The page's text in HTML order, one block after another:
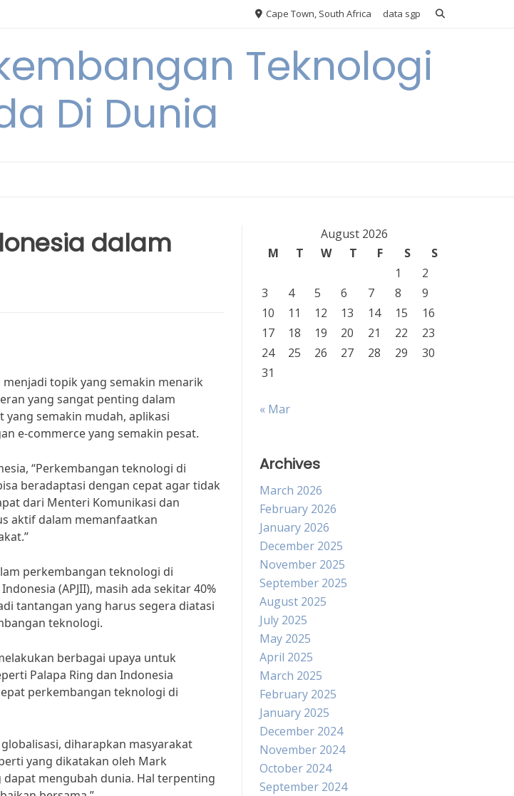
Cape Town, South Africa data sgp
Teknologi
Di Dunia
dalam
topik yang semakin menarik
yang sangat penting dalam
semakin mudah, aplikasi
e-commerce yang semakin pesat.
“Perkembangan teknologi di
beradaptasi dengan cepat agar tidak
dari Menteri Komunikasi dan
aktif dalam memanfaatkan
perkembangan teknologi di
(APJII), masih ada sekitar 40%
tantangan yang harus segera diatasi
teknologi.
berbagai upaya untuk
Palapa Ring dan Indonesia
perkembangan teknologi di
diharapkan masyarakat
yang dikatakan oleh Mark
dapat mengubah dunia. Hal terpenting
August 2026
M
T W T F S
S
1
2
3
4 5 6 7 8
9
10
11 12 13 14 15
16
17
18 19 20 21 22
23
24
25 26 27 28 29
30
31
« Mar
Archives
March 2026
February 2026
January 2026
December 2025
November 2025
September 2025
August 2025
July 2025
May 2025
April 2025
March 2025
February 2025
January 2025
December 2024
November 2024
October 2024
September 2024